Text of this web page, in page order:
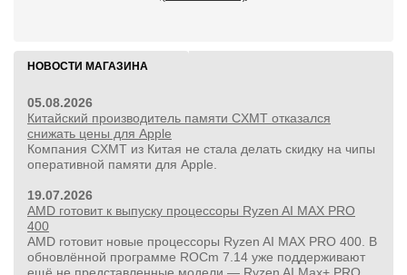
НОВОСТИ МАГАЗИНА
05.08.2026
Китайский производитель памяти CXMT отказался
снижать цены для Apple
Компания CXMT из Китая не стала делать скидку на чипы
оперативной памяти для Apple.
19.07.2026
AMD готовит к выпуску процессоры Ryzen AI MAX PRO
400
AMD готовит новые процессоры Ryzen AI MAX PRO 400. В
обновлённой программе ROCm 7.14 уже поддерживают